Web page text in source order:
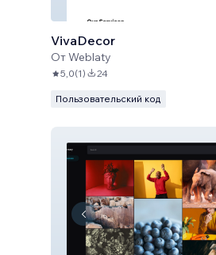
VivaDecor
ОтWeblaty
5,0(1) 24
Пользовательский код